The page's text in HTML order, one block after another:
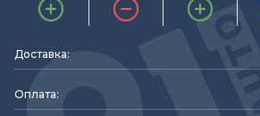
Доставка:
Оплата: